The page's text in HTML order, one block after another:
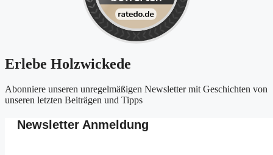
Erlebe Holzwickede
Abonniere unseren unregelmäßigen Newsletter mit Geschichten von
unseren letzten Beiträgen und Tipps
Newsletter Anmeldung